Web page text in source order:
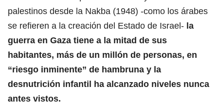
palestinos desde la Nakba (1948) -como los árabes
se refieren a la creación del Estado de Israel- la
guerra en Gaza tiene a la mitad de sus
habitantes, más de un millón de personas, en
“riesgo inminente” de hambruna y la
desnutrición infantil ha alcanzado niveles nunca
antes vistos.